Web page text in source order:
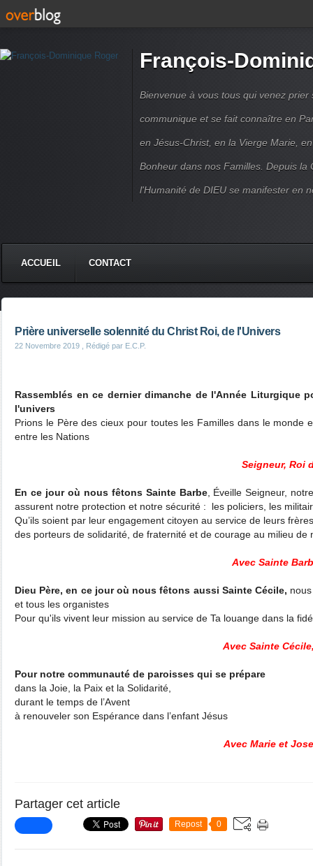
François-
Bienvenue à vous tous qui venez prier
communique et se fait connaître en
en Jésus-Christ, en la Vierge Marie,
Bonheur dans nos Familles. Depuis la
l'Humanité de DIEU se manifester en
ACCUEIL CONTACT
Prière universelle solennité du Christ Roi, de l'Univers
22 Novembre 2019 , Rédigé par E.C.P.
Rassemblés en ce dernier dimanche de l'Année Liturgique
l'univers
Prions le Père des cieux pour toutes les Familles dans le monde
entre les Nations
Seigneur, Roi
En ce jour où nous fêtons Sainte Barbe, Éveille Seigneur,
assurent notre protection et notre sécurité : les policiers, les
Qu’ils soient par leur engagement citoyen au service de leurs
des porteurs de solidarité, de fraternité et de courage au milieu
Avec Sainte
Dieu Père, en ce jour où nous fêtons aussi Sainte Cécile,
et tous les organistes
Pour qu'ils vivent leur mission au service de Ta louange dans la
Avec Sainte
Pour notre communauté de paroisses qui se prépare
dans la Joie, la Paix et la Solidarité,
durant le temps de l’Avent
à renouveler son Espérance dans l’enfant Jésus
Avec Marie et
Partager cet article
Repost 0